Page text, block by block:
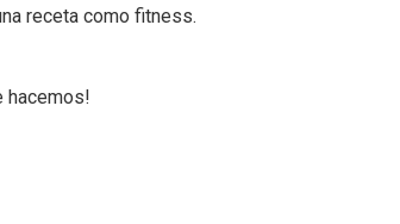
receta como fitness.
hacemos!